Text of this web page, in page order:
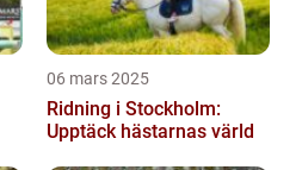
06 mars 2025
Ridning i Stockholm:
Upptäck hästarnas värld